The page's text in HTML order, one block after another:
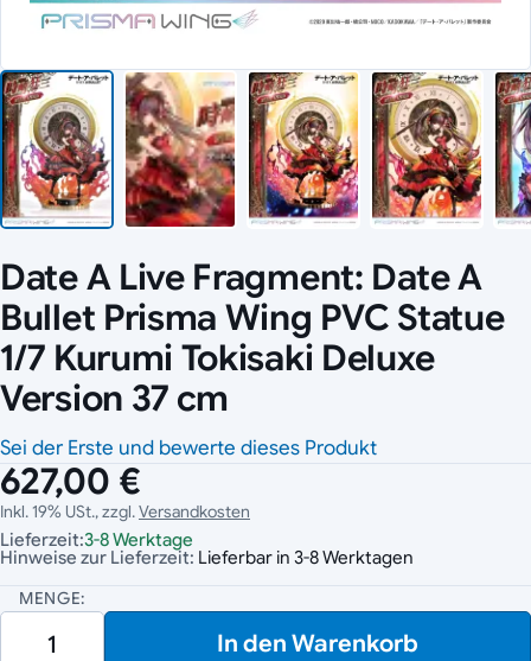
Date A Live Fragment: Date A
Bullet Prisma Wing PVC Statue
1/7 Kurumi Tokisaki Deluxe
Version 37 cm
Sei der Erste und bewerte dieses Produkt
627,00 €
Inkl. 19% USt., zzgl.Versandkosten
Lieferzeit:3-8 Werktage
Hinweise zur Lieferzeit: Lieferbar in 3-8 Werktagen
MENGE:
In den Warenkorb